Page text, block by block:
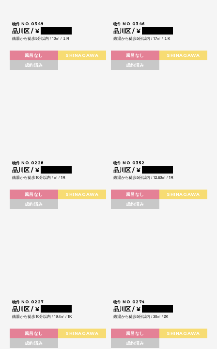
物件 NO.0349
品川区 / ¥
銭湯から徒歩5分以内 / 10㎡ / １R
物件 NO.0346
品川区 / ¥
銭湯から徒歩5分以内 / 17㎡ / １K
風呂なし
SHINAGAWA
成約済み
物件 NO.0228
品川区 / ¥
銭湯から徒歩10分以内 / ㎡ / 1R
風呂なし
SHINAGAWA
成約済み
物件 NO.0352
品川区 / ¥
銭湯から徒歩5分以内 / 12.60㎡ / 1R
風呂なし
SHINAGAWA
成約済み
物件 NO.0227
品川区 / ¥
銭湯から徒歩10分以内 / 19.4㎡ / 1K
風呂なし
SHINAGAWA
成約済み
物件 NO.0274
品川区 / ¥
銭湯から徒歩5分以内 / 30㎡ / 2K
風呂なし
SHINAGAWA
成約済み
風呂なし
SHINAGAWA
成約済み